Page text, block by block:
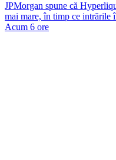
JPMorgan spune că
mai mare, în timp ce intrările
Acum 6 ore